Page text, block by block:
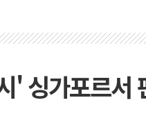
' 싱가포르서